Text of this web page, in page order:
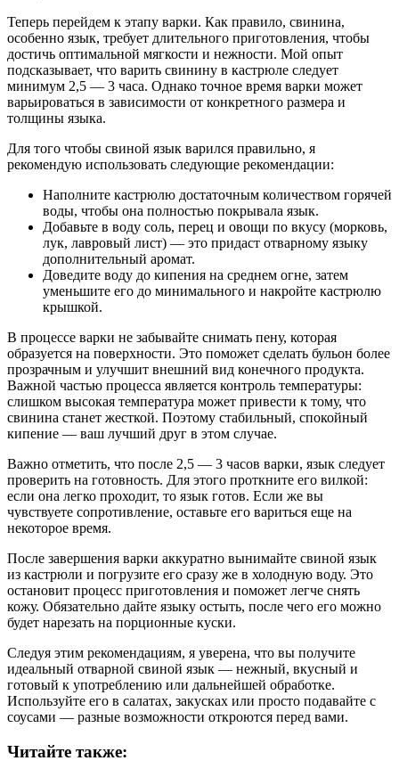
Теперь перейдем к этапу варки. Как правило, свинина,
особенно язык, требует длительного приготовления, чтобы
достичь оптимальной мягкости и нежности. Мой опыт
подсказывает, что варить свинину в кастрюле следует
минимум 2,5 — 3 часа. Однако точное время варки может
варьироваться в зависимости от конкретного размера и
толщины языка.
Для того чтобы свиной язык варился правильно, я
рекомендую использовать следующие рекомендации:
Наполните кастрюлю достаточным количеством горячей
воды, чтобы она полностью покрывала язык.
Добавьте в воду соль, перец и овощи по вкусу (морковь,
лук, лавровый лист) — это придаст отварному языку
дополнительный аромат.
Доведите воду до кипения на среднем огне, затем
уменьшите его до минимального и накройте кастрюлю
крышкой.
В процессе варки не забывайте снимать пену, которая
образуется на поверхности. Это поможет сделать бульон более
прозрачным и улучшит внешний вид конечного продукта.
Важной частью процесса является контроль температуры:
слишком высокая температура может привести к тому, что
свинина станет жесткой. Поэтому стабильный, спокойный
кипение — ваш лучший друг в этом случае.
Важно отметить, что после 2,5 — 3 часов варки, язык следует
проверить на готовность. Для этого проткните его вилкой:
если она легко проходит, то язык готов. Если же вы
чувствуете сопротивление, оставьте его вариться еще на
некоторое время.
После завершения варки аккуратно вынимайте свиной язык
из кастрюли и погрузите его сразу же в холодную воду. Это
остановит процесс приготовления и поможет легче снять
кожу. Обязательно дайте языку остыть, после чего его можно
будет нарезать на порционные куски.
Следуя этим рекомендациям, я уверена, что вы получите
идеальный отварной свиной язык — нежный, вкусный и
готовый к употреблению или дальнейшей обработке.
Используйте его в салатах, закусках или просто подавайте с
соусами — разные возможности откроются перед вами.
Читайте также: